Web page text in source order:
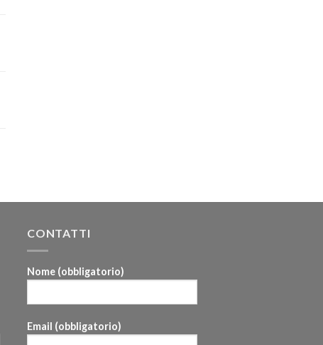
CONTATTI
Nome (obbligatorio)
Email (obbligatorio)